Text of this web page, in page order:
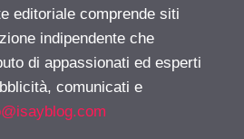
editoriale comprende siti
indipendente che
di appassionati ed esperti
comunicati e